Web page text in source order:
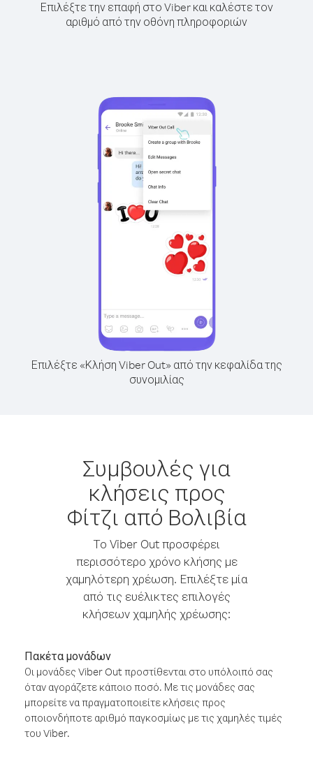
Επιλέξτε την επαφή στο Viber και καλέστε τον
αριθμό από την οθόνη πληροφοριών
Επιλέξτε «Κλήση Viber Out» από την κεφαλίδα της
συνομιλίας
Συμβουλές για
κλήσεις προς
Φίτζι από Βολιβία
Το Viber Out προσφέρει
περισσότερο χρόνο κλήσης με
χαμηλότερη χρέωση. Επιλέξτε μία
από τις ευέλικτες επιλογές
κλήσεων χαμηλής χρέωσης:
Πακέτα μονάδων
Οι μονάδες Viber Out προστίθενται στο υπόλοιπό σας
όταν αγοράζετε κάποιο ποσό. Με τις μονάδες σας
μπορείτε να πραγματοποιείτε κλήσεις προς
οποιονδήποτε αριθμό παγκοσμίως με τις χαμηλές τιμές
του Viber.